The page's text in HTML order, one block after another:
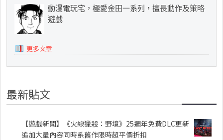
動漫電玩宅，極愛金田一系列，擅長動作及策略
遊戲
更多文章
最新貼文
【遊戲新聞】《火線獵殺：野境》25週年免費DLC更新
追加大量內容同時系舊作限時超平價折扣